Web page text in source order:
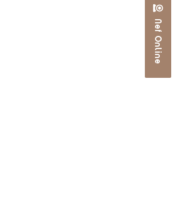
Nef Online